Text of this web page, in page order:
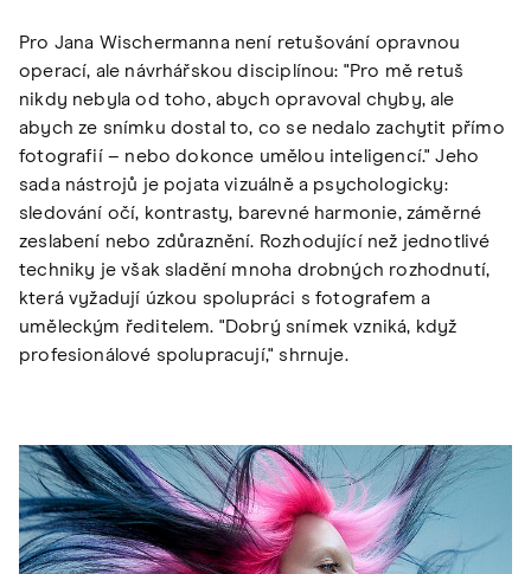
Pro Jana Wischermanna není retušování opravnou
operací, ale návrhářskou disciplínou: "Pro mě retuš
nikdy nebyla od toho, abych opravoval chyby, ale
abych ze snímku dostal to, co se nedalo zachytit přímo
fotografií – nebo dokonce umělou inteligencí." Jeho
sada nástrojů je pojata vizuálně a psychologicky:
sledování očí, kontrasty, barevné harmonie, záměrné
zeslabení nebo zdůraznění. Rozhodující než jednotlivé
techniky je však sladění mnoha drobných rozhodnutí,
která vyžadují úzkou spolupráci s fotografem a
uměleckým ředitelem. "Dobrý snímek vzniká, když
profesionálové spolupracují," shrnuje.